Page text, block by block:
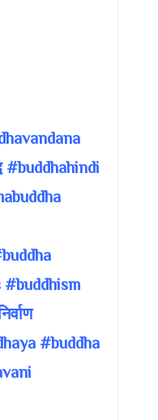
#buddhahindi
#buddhism
#buddha